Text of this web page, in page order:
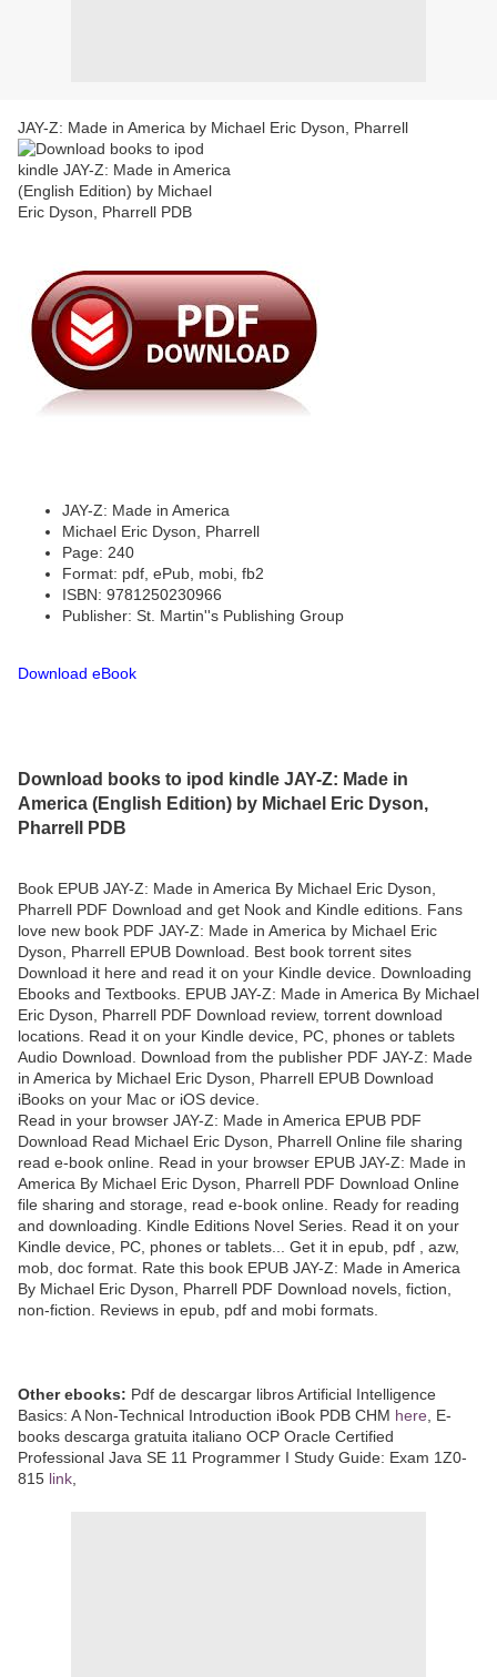
JAY-Z: Made in America by Michael Eric Dyson, Pharrell
JAY-Z: Made in America
Michael Eric Dyson, Pharrell
Page: 240
Format: pdf, ePub, mobi, fb2
ISBN: 9781250230966
Publisher: St. Martin''s Publishing Group
Download eBook
Download books to ipod kindle JAY-Z: Made in
America (English Edition) by Michael Eric Dyson,
Pharrell PDB
Book EPUB JAY-Z: Made in America By Michael Eric Dyson,
Pharrell PDF Download and get Nook and Kindle editions. Fans
love new book PDF JAY-Z: Made in America by Michael Eric
Dyson, Pharrell EPUB Download. Best book torrent sites
Download it here and read it on your Kindle device. Downloading
Ebooks and Textbooks. EPUB JAY-Z: Made in America By Michael
Eric Dyson, Pharrell PDF Download review, torrent download
locations. Read it on your Kindle device, PC, phones or tablets
Audio Download. Download from the publisher PDF JAY-Z: Made
in America by Michael Eric Dyson, Pharrell EPUB Download
iBooks on your Mac or iOS device.
Read in your browser JAY-Z: Made in America EPUB PDF
Download Read Michael Eric Dyson, Pharrell Online file sharing
read e-book online. Read in your browser EPUB JAY-Z: Made in
America By Michael Eric Dyson, Pharrell PDF Download Online
file sharing and storage, read e-book online. Ready for reading
and downloading. Kindle Editions Novel Series. Read it on your
Kindle device, PC, phones or tablets... Get it in epub, pdf , azw,
mob, doc format. Rate this book EPUB JAY-Z: Made in America
By Michael Eric Dyson, Pharrell PDF Download novels, fiction,
non-fiction. Reviews in epub, pdf and mobi formats.
Other ebooks: Pdf de descargar libros Artificial Intelligence
Basics: A Non-Technical Introduction iBook PDB CHM here , E-
books descarga gratuita italiano OCP Oracle Certified
Professional Java SE 11 Programmer I Study Guide: Exam 1Z0-
815 link